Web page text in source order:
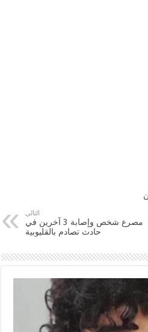
التالي
مصرع شخص وإصابة 3 آخرين في
حادث تصادم بالقليوبية